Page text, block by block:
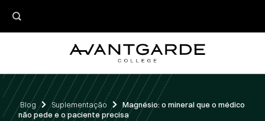
Blog Suplementação
Magnésio: o mineral que o médico
não pede e o paciente precisa